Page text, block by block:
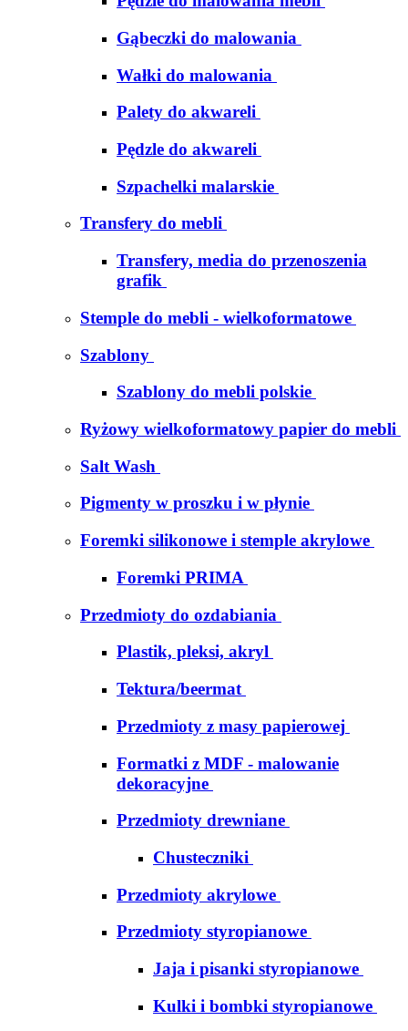
Gąbeczki do malowania
Wałki do malowania
Palety do akwareli
Pędzle do akwareli
Szpachelki malarskie
Transfery do mebli
Transfery, media do przenoszenia
grafik
Stemple do mebli - wielkoformatowe
Szablony
Szablony do mebli polskie
Ryżowy wielkoformatowy papier do mebli
Salt Wash
Pigmenty w proszku i w płynie
Foremki silikonowe i stemple akrylowe
Foremki PRIMA
Przedmioty do ozdabiania
Plastik, pleksi, akryl
Tektura/beermat
Przedmioty z masy papierowej
Formatki z MDF - malowanie
dekoracyjne
Przedmioty drewniane
Chusteczniki
Przedmioty akrylowe
Przedmioty styropianowe
Jaja i pisanki styropianowe
Kulki i bombki styropianowe